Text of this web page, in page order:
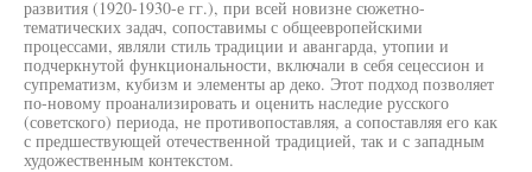
развития (1920-1930-е гг.), при всей новизне сюжетно-
тематических задач, сопоставимы с общеевропейскими
процессами, являли стиль традиции и авангарда, утопии и
подчеркнутой функциональности, включали в себя сецессион и
супрематизм, кубизм и элементы ар деко. Этот подход позволяет
по-новому проанализировать и оценить наследие русского
(советского) периода, не противопоставляя, а сопоставляя его как
с предшествующей отечественной традицией, так и с западным
художественным контекстом.